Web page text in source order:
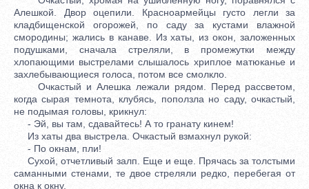
Алешкой. Двор оцепили. Красноармейцы густо легли за
кладбищенской огорожей, по саду за кустами влажной
смородины; жались в канаве. Из хаты, из окон, заложенных
подушками, сначала стреляли, в промежутки между
хлопающими выстрелами слышалось хриплое матюканье и
захлебывающиеся голоса, потом все смолкло.
Очкастый и Алешка лежали рядом. Перед рассветом,
когда сырая темнота, клубясь, поползла но саду, очкастый,
не подымая головы, крикнул:
- Эй, вы там, сдавайтесь! А то гранату кинем!
Из хаты два выстрела. Очкастый взмахнул рукой:
- По окнам, пли!
Сухой, отчетливый залп. Еще и еще. Прячась за толстыми
саманными стенами, те двое стреляли редко, перебегая от
окна к окну.